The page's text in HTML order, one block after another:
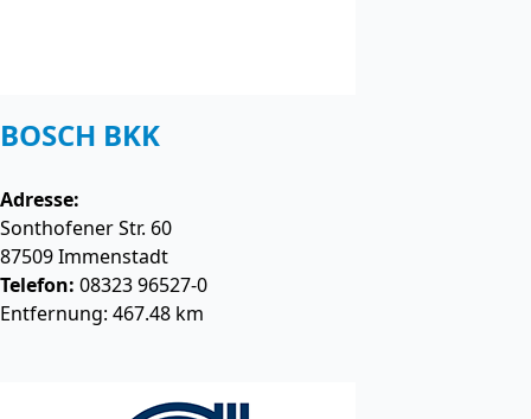
BOSCH BKK
Adresse:
Sonthofener Str. 60
87509Immenstadt
Telefon: 08323 96527-0
Entfernung: 467.48 km